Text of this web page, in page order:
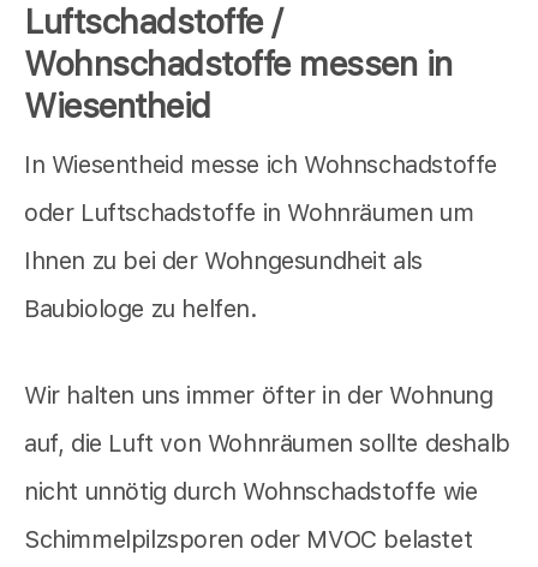
Luftschadstoffe /
Wohnschadstoffe messen in
Wiesentheid
In Wiesentheid messe ich Wohnschadstoffe
oder Luftschadstoffe in Wohnräumen um
Ihnen zu bei der Wohngesundheit als
Baubiologe zu helfen.
Wir halten uns immer öfter in der Wohnung
auf, die Luft von Wohnräumen sollte deshalb
nicht unnötig durch Wohnschadstoffe wie
Schimmelpilzsporen oder MVOC belastet